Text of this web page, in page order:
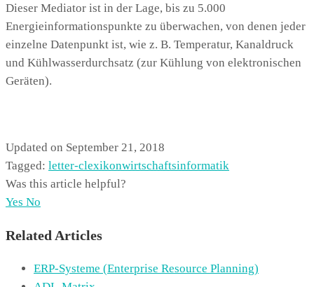
Dieser Mediator ist in der Lage, bis zu 5.000
Energieinformationspunkte zu überwachen, von denen jeder
einzelne Datenpunkt ist, wie z. B. Temperatur, Kanaldruck
und Kühlwasserdurchsatz (zur Kühlung von elektronischen
Geräten).
Updated on September 21, 2018
Tagged: letter-clexikonwirtschaftsinformatik
Was this article helpful?
Yes No
Related Articles
ERP-Systeme (Enterprise Resource Planning)